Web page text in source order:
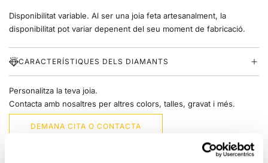
3 flors
R
E
A
N
T
.
Disponibilitat variable. Al ser una joia feta artesanalment, la
disponibilitat pot variar depenent del seu moment de fabricació.
CARACTERÍSTIQUES DELS DIAMANTS
Personalitza la teva joia.
Contacta amb nosaltres per altres colors, talles, gravat i més.
DEMANA CITA O CONTACTA